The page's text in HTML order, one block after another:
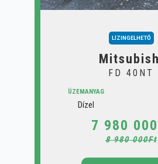
LÍZINGELHETŐ
FD 40NT
ÜZEMANYAG
Dízel
7 980
8 980 000Ft